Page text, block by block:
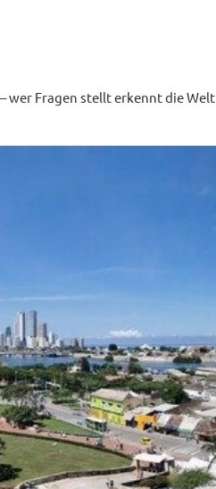
wer Fragen stellt erkennt die Welt